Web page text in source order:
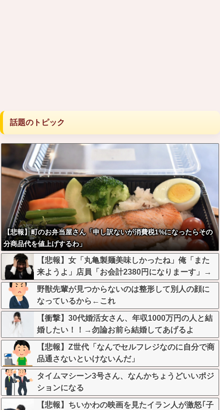
話題のトピック
【悲報】町のお弁当屋さん「申し訳ないが消費税1%になったらその
分商品代を値上げするわ」
【悲報】女「丸亀製麺美味しかったね」俺「また
来ようよ」店員「お会計2380円になりまーす」→
その後『こう』なったんだが俺悪くないよ
な？？？？？？？？
野獣先輩が見つからないのは整形して別人の顔に
なっているから←これ
【衝撃】30代婚活女さん、年収1000万円の人と結
婚したい！！→勿論お前ら結婚してあげるよ
な？？？？？？？
【悲報】Z世代「なんでセルフレジなのに自分で商
品通さないといけないんだ」
タイムマシーン3号さん、なんかちょうどいいポジ
ションになる
【悲報】ちいかわの映画を見たイラン人が激怒｢子